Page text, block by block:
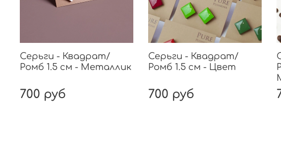
Серьги - Квадрат/
Ромб 1.5 см - Металлик
700 руб
Серьги - Квадрат/
Ромб 1.5 см - Цвет
700 руб